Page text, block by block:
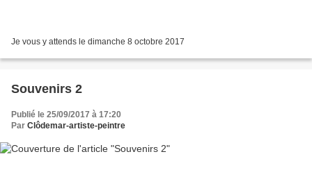
Je vous y attends le dimanche 8 octobre 2017
Souvenirs 2
Publié le 25/09/2017 à 17:20
Par Clôdemar-artiste-peintre